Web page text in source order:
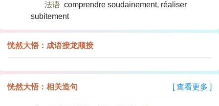
法语 comprendre soudainement, réaliser
subitement
恍然大悟：成语接龙顺接
恍然大悟：相关造句 [ 查看更多 ]